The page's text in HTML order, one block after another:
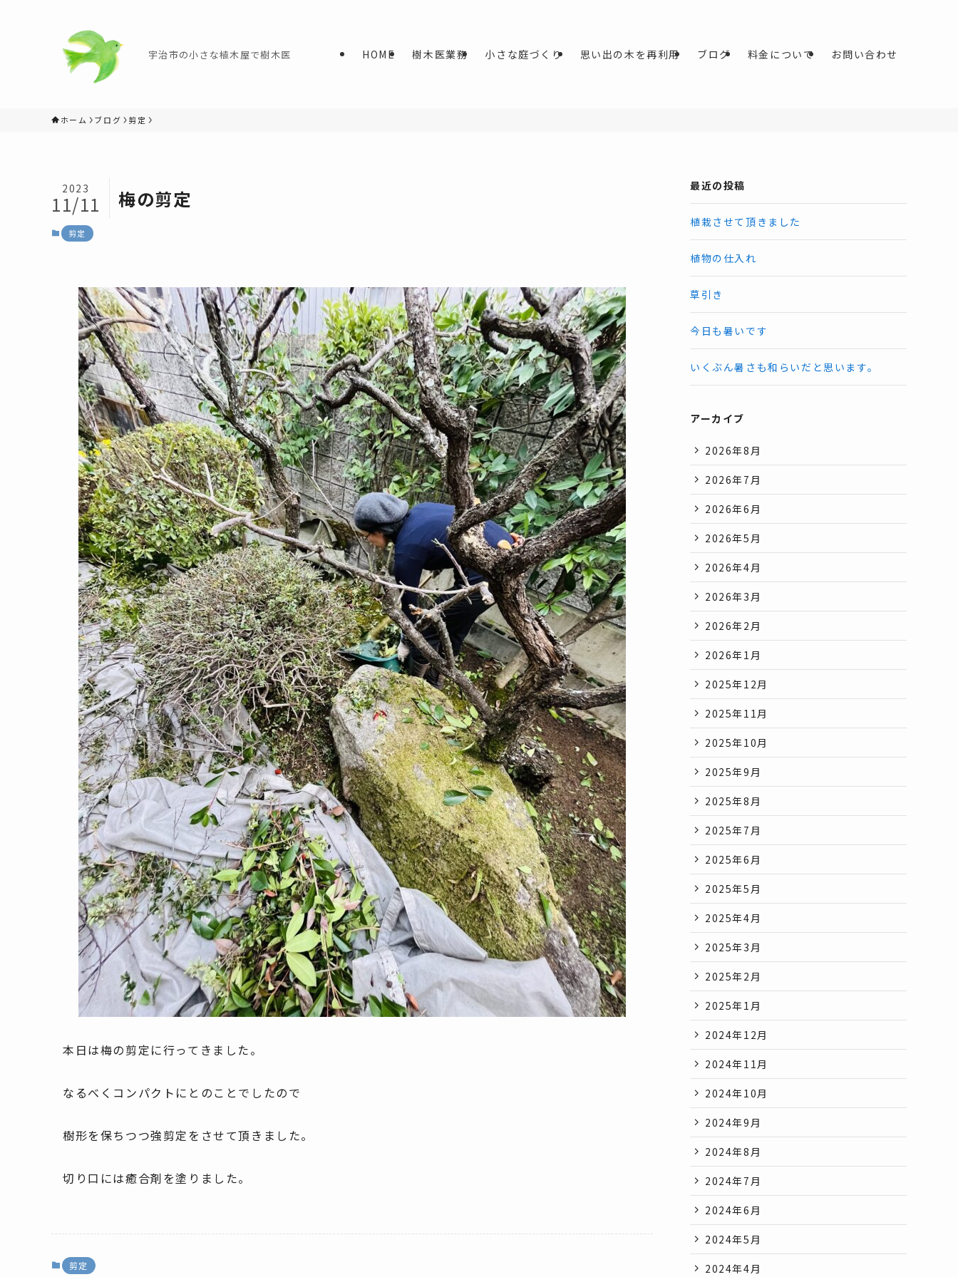
宇治市の小さな植木屋で樹木医 HOME 樹木医業務 小さな庭づくり 思い出の木を再利用 ブログ 料金について お問い合わせ
ホーム ブログ 剪定
梅の剪定
2023
11/11
剪定
本日は梅の剪定に行ってきました。
なるべくコンパクトにとのことでしたので
樹形を保ちつつ強剪定をさせて頂きました。
切り口には癒合剤を塗りました。
剪定
最近の投稿
植栽させて頂きました
植物の仕入れ
草引き
今日も暑いです
いくぶん暑さも和らいだと思います。
アーカイブ
2026年8月
2026年7月
2026年6月
2026年5月
2026年4月
2026年3月
2026年2月
2026年1月
2025年12月
2025年11月
2025年10月
2025年9月
2025年8月
2025年7月
2025年6月
2025年5月
2025年4月
2025年3月
2025年2月
2025年1月
2024年12月
2024年11月
2024年10月
2024年9月
2024年8月
2024年7月
2024年6月
2024年5月
2024年4月